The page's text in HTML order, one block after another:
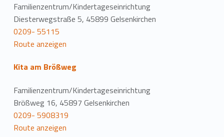
Familienzentrum/Kindertageseinrichtung
Diesterwegstraße 5, 45899 Gelsenkirchen
0209- 55115
Route anzeigen
Kita am Brößweg
Familienzentrum/Kindertageseinrichtung
Brößweg 16, 45897 Gelsenkirchen
0209- 5908319
Route anzeigen